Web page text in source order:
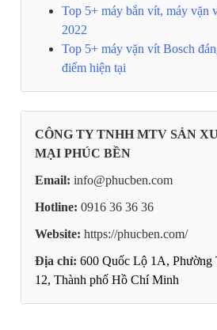
Top 5+ máy bắn vít, máy vặn
2022
Top 5+ máy vặn vít Bosch
điểm hiện tại
CÔNG TY TNHH MTV SẢN
MẠI PHÚC BỀN
Email: info@phucben.com
Hotline: 0916 36 36 36
Website: https://phucben.com/
Địa chỉ: 600 Quốc Lộ 1A, Phường
12, Thành phố Hồ Chí Minh